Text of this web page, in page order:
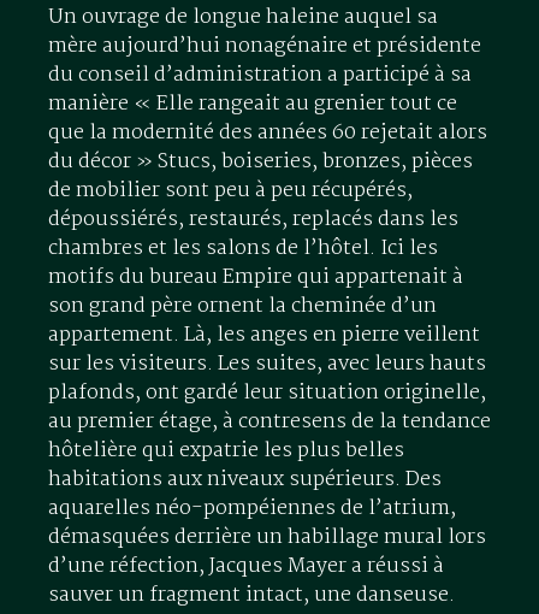
Un ouvrage de longue haleine auquel sa
mère aujourd’hui nonagénaire et présidente
du conseil d’administration a participé à sa
manière « Elle rangeait au grenier tout ce
que la modernité des années 60 rejetait alors
du décor » Stucs, boiseries, bronzes, pièces
de mobilier sont peu à peu récupérés,
dépoussiérés, restaurés, replacés dans les
chambres et les salons de l’hôtel. Ici les
motifs du bureau Empire qui appartenait à
son grand père ornent la cheminée d’un
appartement. Là, les anges en pierre veillent
sur les visiteurs. Les suites, avec leurs hauts
plafonds, ont gardé leur situation originelle,
au premier étage, à contresens de la tendance
hôtelière qui expatrie les plus belles
habitations aux niveaux supérieurs. Des
aquarelles néo-pompéiennes de l’atrium,
démasquées derrière un habillage mural lors
d’une réfection, Jacques Mayer a réussi à
sauver un fragment intact, une danseuse.